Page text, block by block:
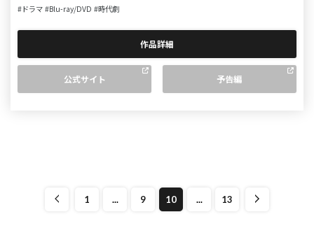
#ドラマ #Blu-ray/DVD #時代劇
作品詳細
公式サイト 予告編
1 ... 9 10 ... 13